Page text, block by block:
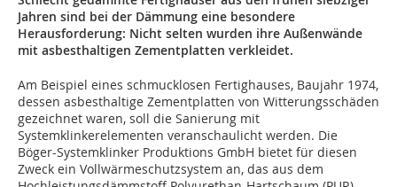
Jahren sind bei der Dämmung eine besondere
Herausforderung: Nicht selten wurden ihre Außenwände
mit asbesthaltigen Zementplatten verkleidet.
Am Beispiel eines schmucklosen Fertighauses, Baujahr 1974,
dessen asbesthaltige Zementplatten von Witterungsschäden
gezeichnet waren, soll die Sanierung mit
Systemklinkerelementen veranschaulicht werden. Die
Böger-Systemklinker Produktions GmbH bietet für diesen
Zweck ein Vollwärmeschutzsystem an, das aus dem